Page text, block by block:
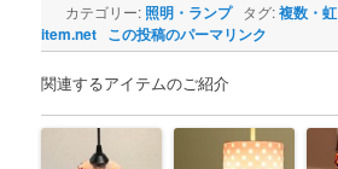
カテゴリー: 照明・ランプタグ:複数・虹
item.net この投稿のパーマリンク
関連するアイテムのご紹介